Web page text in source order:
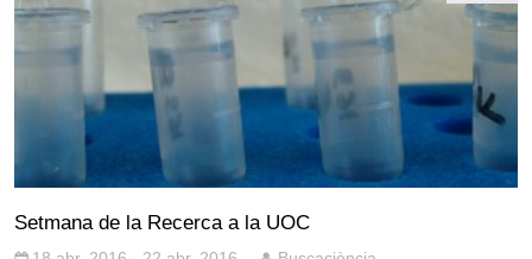
Setmana de la Recerca a la UOC